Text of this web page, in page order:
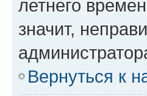
летнего
значит,
Вернуться к